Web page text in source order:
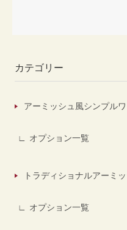
カテゴリー
アーミッシュ風シンプル
オプション一覧
トラディショナルアーミ
オプション一覧